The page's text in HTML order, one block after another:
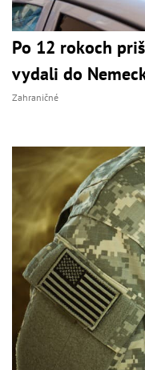
Po 12 rokoch
vydali do
Zahraničné